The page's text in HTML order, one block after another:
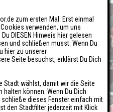
zum ersten Mal. Erst einmal
verwenden, um uns
DIESEN Hinweis hier gelesen
und schließen musst. Wenn Du
hier zu unserer
Seite besuchst, erklärst Du Dich
Stadt wählst, damit wir die Seite
können. Wenn Du Dich
dieses Fenster einfach mit
den Stadtfilter jederzeit mit Klick